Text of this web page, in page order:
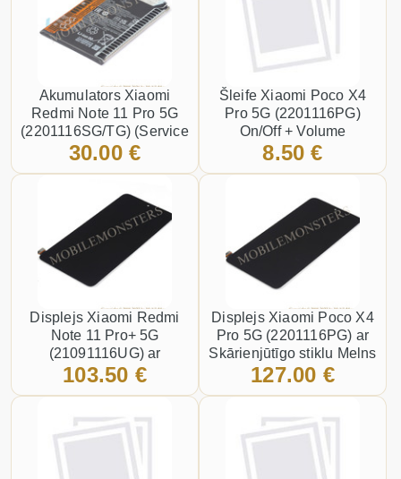
Akumulators Xiaomi
Redmi Note 11 Pro 5G
(2201116SG/TG) (Service
pack) 5000mAh LI-Ion
30.00 €
Šleife Xiaomi Poco X4
Pro 5G (2201116PG)
On/Off + Volume
8.50 €
Displejs Xiaomi Redmi
Note 11 Pro+ 5G
(21091116UG) ar
Skārienjūtīgo stiklu Melns
103.50 €
Displejs Xiaomi Poco X4
Pro 5G (2201116PG) ar
Skārienjūtīgo stiklu Melns
127.00 €